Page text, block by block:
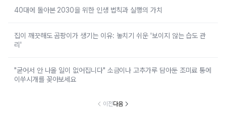
40대에 돌아본 2030을 위한 인생 법칙과 실행의 가치
집이 깨끗해도 곰팡이가 생기는 이유: 놓치기 쉬운 '보이지 않는 습도 관
리'
"굳어서 안 나올 일이 없어집니다" 소금이나 고추가루 담아둔 조미료 통에
이쑤시개를 꽂아보세요
이전다음